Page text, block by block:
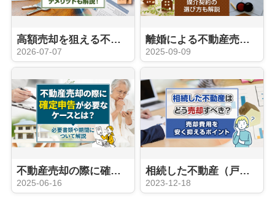
高額売却を狙える不動産オークションとは？メリット・デメリットも解説！
2026-07-07
離婚による不動産売却の注意点とは？財産分与や売却方法と媒介契約の選び方も解説
2025-09-09
不動産売却の際に確定申告が必要なケースとは？必要書類や期間について解説
2025-06-16
相続した不動産（戸建、土地。マンション）はどう売却すべき？売るメリットとデメリットをチェック！
2023-12-18